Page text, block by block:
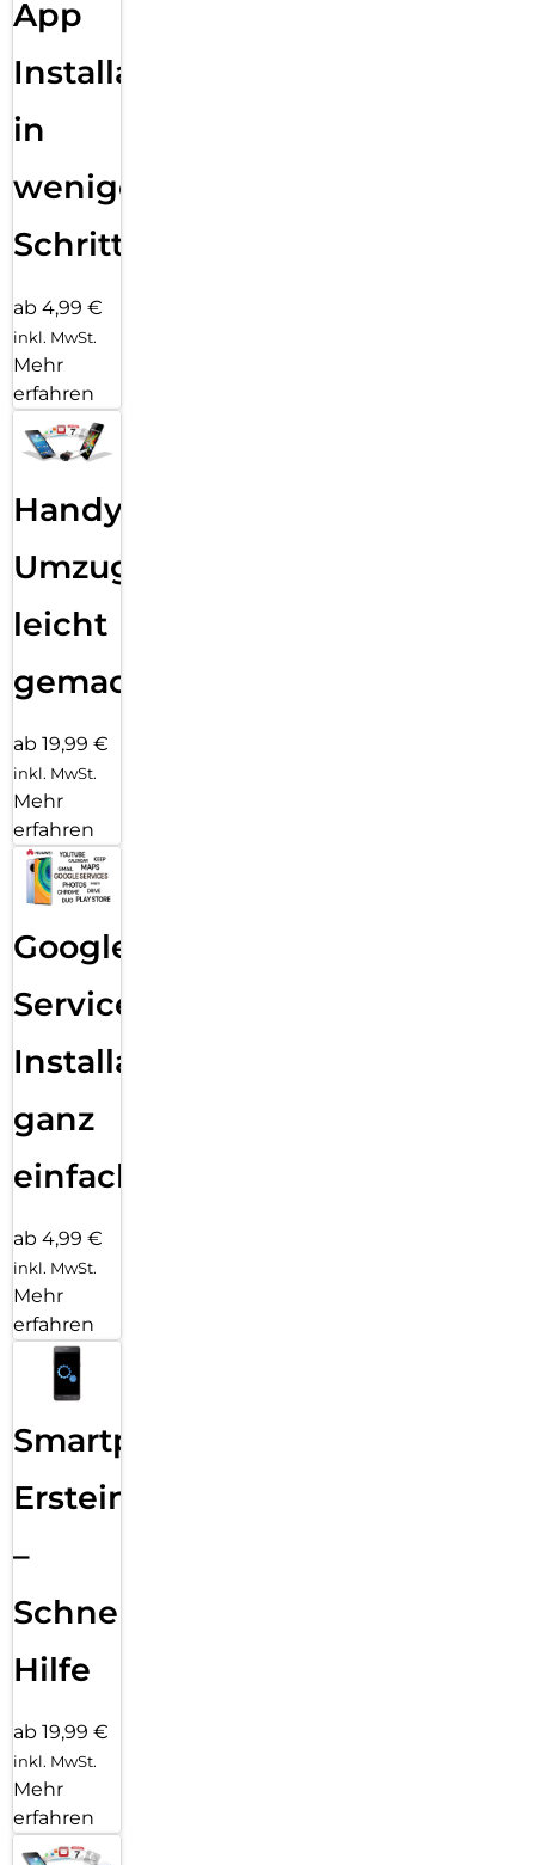
App
Installation
in
wenigen
Schritten
ab 4,99 €
inkl. MwSt.
Mehr
erfahren
Handy
Umzug
leicht
gemacht!
ab 19,99 €
inkl. MwSt.
Mehr
erfahren
Google
Services
Installation
ganz
einfach
ab 4,99 €
inkl. MwSt.
Mehr
erfahren
Smartphone
Ersteinrichtung
–
Schnelle
Hilfe
ab 19,99 €
inkl. MwSt.
Mehr
erfahren